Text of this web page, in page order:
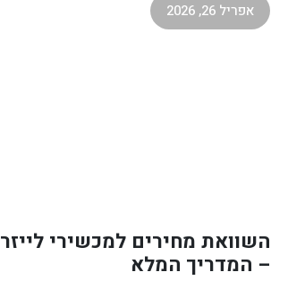
אפריל 26, 2026
השוואת מחירים למכשירי לייזר
– המדריך המלא